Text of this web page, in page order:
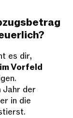
es dir,
Vorfeld
Jahr der
in die